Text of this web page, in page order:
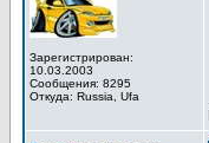
Зарегистрирован:
10.03.2003
Сообщения: 8295
Откуда: Russia, Ufa